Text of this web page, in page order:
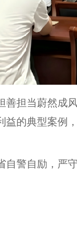
担当蔚然
的典型案
警自励，